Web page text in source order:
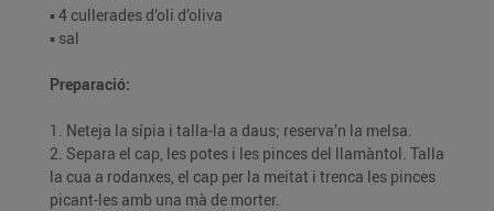
▪️ 4 cullerades d’oli d’oliva
▪️ sal
Preparació:
1. Neteja la sípia i talla-la a daus; reserva’n la melsa.
2. Separa el cap, les potes i les pinces del llamàntol. Talla
la cua a rodanxes, el cap per la meitat i trenca les pinces
picant-les amb una mà de morter.